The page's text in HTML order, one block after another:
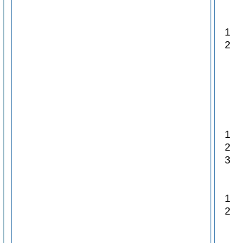
1
2
1
2
3
1
2